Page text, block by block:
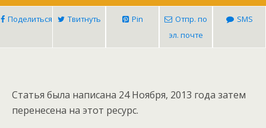
Поделиться Твитнуть Pin
Отпр. по
эл. почте
SMS
Статья была написана 24 Ноября, 2013 года затем
перенесена на этот ресурс.